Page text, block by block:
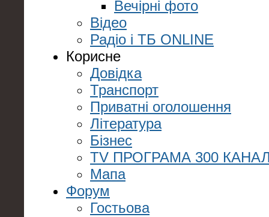
Вечірні фото
Відео
Радіо і ТБ ONLINE
Корисне
Довідка
Транспорт
Приватні оголошення
Література
Бізнес
TV ПРОГРАМА 300
Мапа
Форум
Гостьова